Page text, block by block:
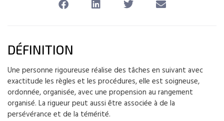
DÉFINITION
Une personne rigoureuse réalise des tâches en suivant avec
exactitude les règles et les procédures, elle est soigneuse,
ordonnée, organisée, avec une propension au rangement
organisé. La rigueur peut aussi être associée à de la
persévérance et de la témérité.